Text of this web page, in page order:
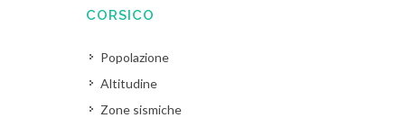
CORSICO
Popolazione
Altitudine
Zone sismiche